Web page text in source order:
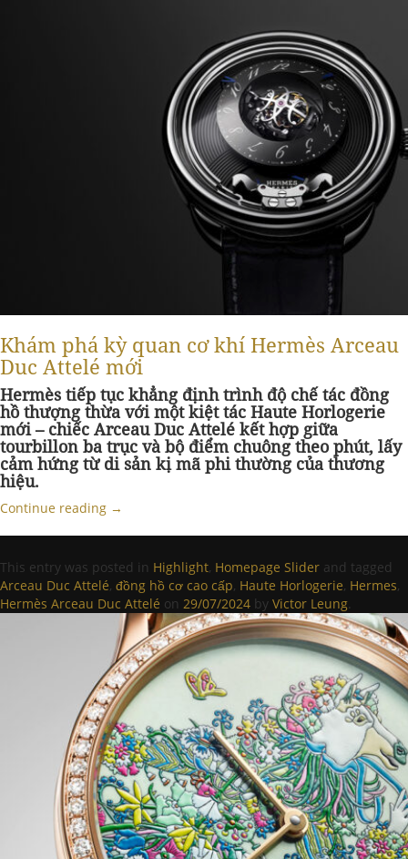
Khám phá kỳ quan cơ khí Hermès Arceau
Duc Attelé mới
Hermès tiếp tục khẳng định trình độ chế tác đồng
hồ thượng thừa với một kiệt tác Haute Horlogerie
mới – chiếc Arceau Duc Attelé kết hợp giữa
tourbillon ba trục và bộ điểm chuông theo phút, lấy
cảm hứng từ di sản kị mã phi thường của thương
hiệu.
Continue reading →
This entry was posted in Highlight, Homepage Slider and tagged
Arceau Duc Attelé, đồng hồ cơ cao cấp, Haute Horlogerie, Hermes,
Hermès Arceau Duc Attelé on 29/07/2024 by Victor Leung.